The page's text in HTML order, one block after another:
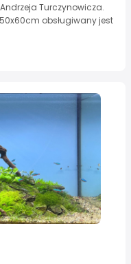
Turczynowicza.
obsługiwany jest